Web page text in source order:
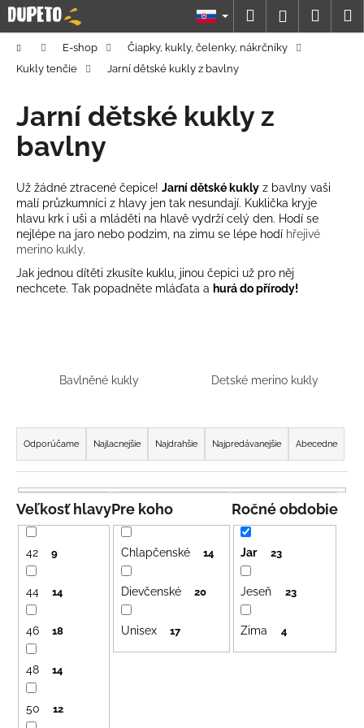
Prejsť
na
obsah
Hľadať
DomovE-shop
Čiapky, kukly, čelenky, nákrčníky
Kukly tenčie
Jarní dětské kukly z bavlny
Jarní dětské kukly z
bavlny
Už žádné ztracené čepice! Jarní dětské kukly z bavlny vaši
malí průzkumníci z hlavy jen tak nesundají. Kuklička kryje
hlavu krk i uši a mláděti na hlavě vydrží celý den. Hodí se
nejlépe na jaro nebo podzim, na zimu se lépe hodí hřejivé
merino kukly.
Jak jednou dítěti zkusíte kuklu, jinou čepici už pro něj
nechcete. Tak popadněte mláďata a hurá do přírody!
Bavlněné kukly Detské merino kukly
R
a
d
e
n
i
e
p
o
d
u
o
Odporúčame Najlacnejšie Najdrahšie Najpredávanejšie Abecedne
Pre koho
Chlapčenské 14
Dievčenské 20
Unisex 17
Ročné obdobie
Jar 23
Jeseň 23
Zima 4
Veľkosť hlavy
42 9
44 14
46 18
48 14
50 12
K
o
o
p
o
r
e
b
u
j
e
s
?
HĽADAŤ
d
p